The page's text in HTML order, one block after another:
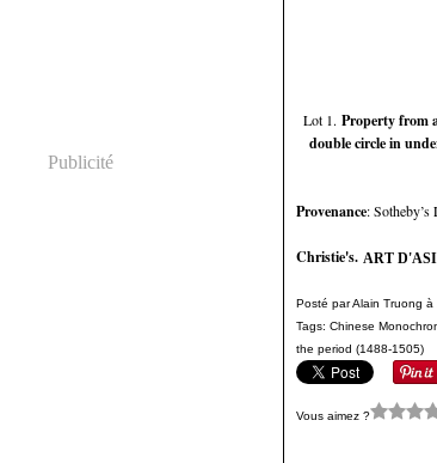
Publicité
Lot 1. Property from
double circle in
Provenance: Sotheby’s
Christie's. ART
Posté par Alain Truong à
Tags: Chinese
the period (1488-1505)
Vous aimez ?